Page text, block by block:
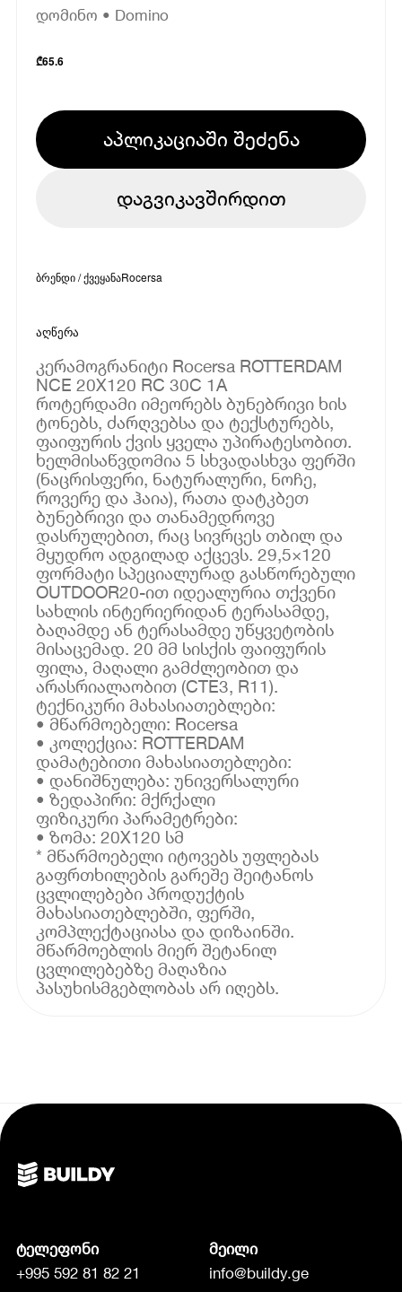
დომინო • Domino
₾65.6
აპლიკაციაში შეძენა
დაგვიკავშირდით
ბრენდი / ქვეყანაRocersa
აღწერა
კერამოგრანიტი Rocersa ROTTERDAM
NCE 20X120 RC 30C 1A
როტერდამი იმეორებს ბუნებრივი ხის
ტონებს, ძარღვებსა და ტექსტურებს,
ფაიფურის ქვის ყველა უპირატესობით.
ხელმისაწვდომია 5 სხვადასხვა ფერში
(ნაცრისფერი, ნატურალური, ნოჩე,
როვერე და ჰაია), რათა დატკბეთ
ბუნებრივი და თანამედროვე
დასრულებით, რაც სივრცეს თბილ და
მყუდრო ადგილად აქცევს. 29,5×120
ფორმატი სპეციალურად გასწორებული
OUTDOOR20-ით იდეალურია თქვენი
სახლის ინტერიერიდან ტერასამდე,
ბაღამდე ან ტერასამდე უწყვეტობის
მისაცემად. 20 მმ სისქის ფაიფურის
ფილა, მაღალი გამძლეობით და
არასრიალაობით (CTE3, R11).
ტექნიკური მახასიათებლები:
• მწარმოებელი: Rocersa
• კოლექცია: ROTTERDAM
დამატებითი მახასიათებლები:
• დანიშნულება: უნივერსალური
• ზედაპირი: მქრქალი
ფიზიკური პარამეტრები:
• ზომა: 20X120 სმ
* მწარმოებელი იტოვებს უფლებას
გაფრთხილების გარეშე შეიტანოს
ცვლილებები პროდუქტის
მახასიათებლებში, ფერში,
კომპლექტაციასა და დიზაინში.
მწარმოებლის მიერ შეტანილ
ცვლილებებზე მაღაზია
პასუხისმგებლობას არ იღებს.
ტელეფონი
+995 592 81 82 21
მეილი
info@buildy.ge